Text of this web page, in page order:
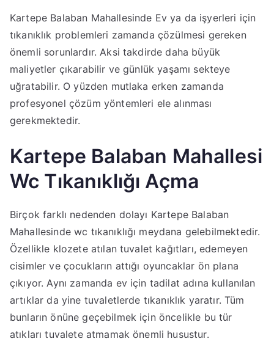
Kartepe Balaban Mahallesinde Ev ya da işyerleri için
tıkanıklık problemleri zamanda çözülmesi gereken
önemli sorunlardır. Aksi takdirde daha büyük
maliyetler çıkarabilir ve günlük yaşamı sekteye
uğratabilir. O yüzden mutlaka erken zamanda
profesyonel çözüm yöntemleri ele alınması
gerekmektedir.
Kartepe Balaban Mahallesi
Wc Tıkanıklığı Açma
Birçok farklı nedenden dolayı Kartepe Balaban
Mahallesinde wc tıkanıklığı meydana gelebilmektedir.
Özellikle klozete atılan tuvalet kağıtları, edemeyen
cisimler ve çocukların attığı oyuncaklar ön plana
çıkıyor. Aynı zamanda ev için tadilat adına kullanılan
artıklar da yine tuvaletlerde tıkanıklık yaratır. Tüm
bunların önüne geçebilmek için öncelikle bu tür
atıkları tuvalete atmamak önemli husustur.